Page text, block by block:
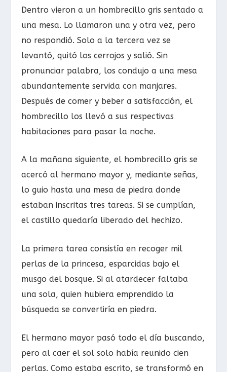
Dentro vieron a un hombrecillo gris sentado a
una mesa. Lo llamaron una y otra vez, pero
no respondió. Solo a la tercera vez se
levantó, quitó los cerrojos y salió. Sin
pronunciar palabra, los condujo a una mesa
abundantemente servida con manjares.
Después de comer y beber a satisfacción, el
hombrecillo los llevó a sus respectivas
habitaciones para pasar la noche.
A la mañana siguiente, el hombrecillo gris se
acercó al hermano mayor y, mediante señas,
lo guio hasta una mesa de piedra donde
estaban inscritas tres tareas. Si se cumplían,
el castillo quedaría liberado del hechizo.
La primera tarea consistía en recoger mil
perlas de la princesa, esparcidas bajo el
musgo del bosque. Si al atardecer faltaba
una sola, quien hubiera emprendido la
búsqueda se convertiría en piedra.
El hermano mayor pasó todo el día buscando,
pero al caer el sol solo había reunido cien
perlas. Como estaba escrito, se transformó en